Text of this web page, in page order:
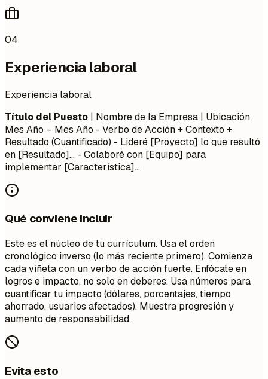
04
Experiencia laboral
Experiencia laboral
Título del Puesto | Nombre de la Empresa | Ubicación
Mes Año – Mes Año - Verbo de Acción + Contexto +
Resultado (Cuantificado) - Lideré [Proyecto] lo que resultó
en [Resultado]... - Colaboré con [Equipo] para
implementar [Característica]...
Qué conviene incluir
Este es el núcleo de tu currículum. Usa el orden
cronológico inverso (lo más reciente primero). Comienza
cada viñeta con un verbo de acción fuerte. Enfócate en
logros e impacto, no solo en deberes. Usa números para
cuantificar tu impacto (dólares, porcentajes, tiempo
ahorrado, usuarios afectados). Muestra progresión y
aumento de responsabilidad.
Evita esto